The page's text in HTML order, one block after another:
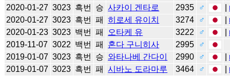
2020-01-27 3023 흑번 승 사카이 겐타로 2935 ♂
2020-01-27 3023 흑번 패 히로세 유이치 3274 ♂
2020-01-23 3023 백번 패 오타케 유 3222 ♂
2019-11-07 3022 백번 패 혼다 구니히사 2995
♂
2019-01-07 3023 흑번 승 와타나베 간다이 2990 ♂
2019-01-07 3023 흑번 패 시바노 도라마루 3464 ♂